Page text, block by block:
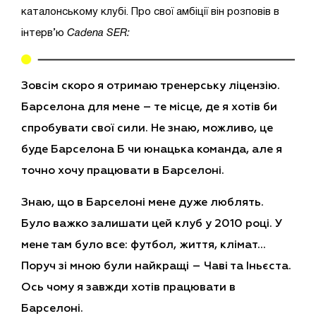
каталонському клубі. Про свої амбіції він розповів в
інтерв’ю Cadena SER:
Зовсім скоро я отримаю тренерську ліцензію.
Барселона для мене – те місце, де я хотів би
спробувати свої сили. Не знаю, можливо, це
буде Барселона Б чи юнацька команда, але я
точно хочу працювати в Барселоні.
Знаю, що в Барселоні мене дуже люблять.
Було важко залишати цей клуб у 2010 році. У
мене там було все: футбол, життя, клімат…
Поруч зі мною були найкращі – Чаві та Іньєста.
Ось чому я завжди хотів працювати в
Барселоні.